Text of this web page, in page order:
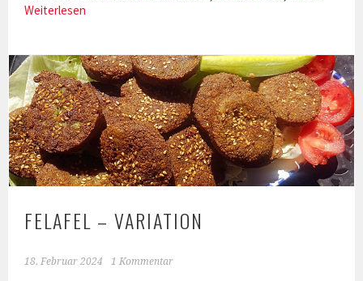
Weiterlesen
FELAFEL – VARIATION
18. Februar 2024 1 Kommentar